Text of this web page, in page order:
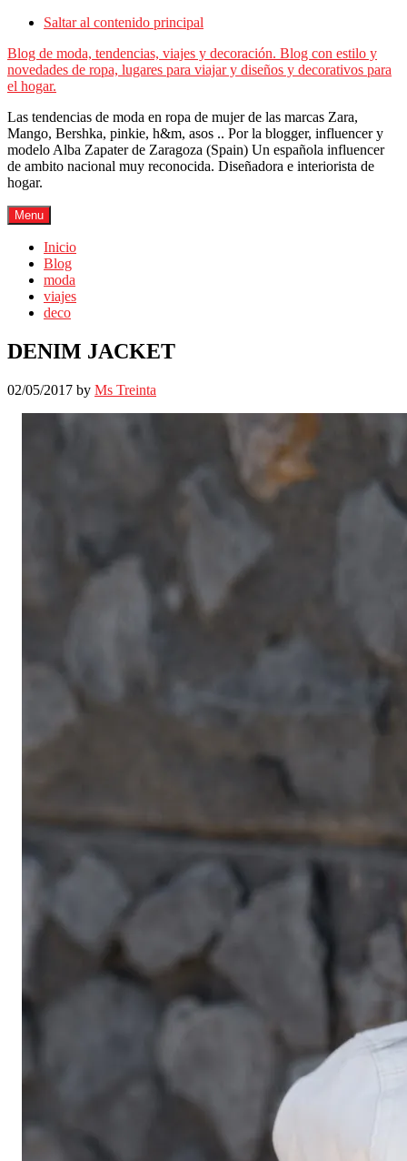
Saltar al contenido principal
Blog de moda, tendencias, viajes y decoración. Blog con estilo y
novedades de ropa, lugares para viajar y diseños y decorativos para
el hogar.
Las tendencias de moda en ropa de mujer de las marcas Zara,
Mango, Bershka, pinkie, h&m, asos .. Por la blogger, influencer y
modelo Alba Zapater de Zaragoza (Spain) Un española influencer
de ambito nacional muy reconocida. Diseñadora e interiorista de
hogar.
Menu
Inicio
Blog
moda
viajes
deco
DENIM JACKET
02/05/2017 by Ms Treinta